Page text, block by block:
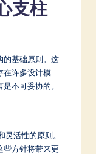
支柱
的基础原则。这
在许多设计模
不可妥协的。
活性的原则。
些方针将带来更